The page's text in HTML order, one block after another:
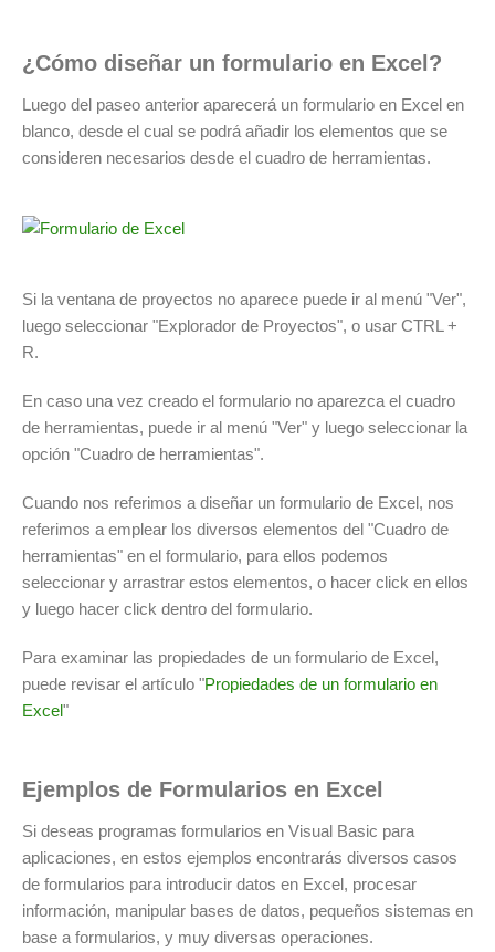
¿Cómo diseñar un formulario en Excel?
Luego del paseo anterior aparecerá un formulario en Excel en
blanco, desde el cual se podrá añadir los elementos que se
consideren necesarios desde el cuadro de herramientas.
Si la ventana de proyectos no aparece puede ir al menú "Ver",
luego seleccionar "Explorador de Proyectos", o usar CTRL +
R.
En caso una vez creado el formulario no aparezca el cuadro
de herramientas, puede ir al menú "Ver" y luego seleccionar la
opción "Cuadro de herramientas".
Cuando nos referimos a diseñar un formulario de Excel, nos
referimos a emplear los diversos elementos del "Cuadro de
herramientas" en el formulario, para ellos podemos
seleccionar y arrastrar estos elementos, o hacer click en ellos
y luego hacer click dentro del formulario.
Para examinar las propiedades de un formulario de Excel,
puede revisar el artículo "Propiedades de un formulario en
Excel"
Ejemplos de Formularios en Excel
Si deseas programas formularios en Visual Basic para
aplicaciones, en estos ejemplos encontrarás diversos casos
de formularios para introducir datos en Excel, procesar
información, manipular bases de datos, pequeños sistemas en
base a formularios, y muy diversas operaciones.